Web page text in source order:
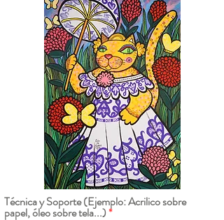
Técnica y Soporte (Ejemplo: Acrilico sobre
papel, óleo sobre tela...)